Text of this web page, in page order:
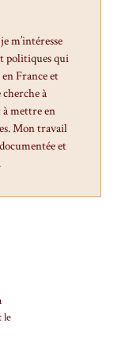
m’intéresse
politiques qui
France et
à
mettre en
Mon travail
et
le